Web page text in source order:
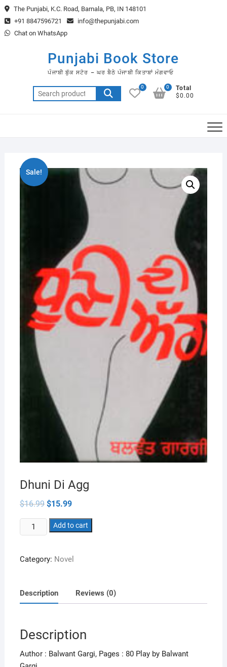
Skip
to
content
The Punjabi, K.C. Road, Barnala, PB, IN 148101
+91 8847596721
info@thepunjabi.com
Chat on WhatsApp
Punjabi Book Store
ਪੰਜਾਬੀ ਬੁੱਕ ਸਟੋਰ – ਘਰ ਬੈਠੇ ਪੰਜਾਬੀ ਕਿਤਾਬਾਂ ਮੰਗਵਾਓ
Search
for:
0
Total
$0.00
0
Sale!
Dhuni Di Agg
$16.99 Original
price
was:
$16.99.
$15.99Current
is:
$15.99.
Dhuni
Di
quantity
Add to cart
Category: Novel
Description Reviews (0)
Description
Author : Balwant Gargi, Pages : 80 Play by Balwant